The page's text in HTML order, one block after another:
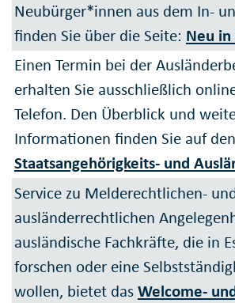
Neubürger*innen aus dem In-
finden Sie über die Seite: Neu in
Einen Termin bei der
erhalten Sie ausschließlich
Telefon. Den Überblick und
Informationen finden Sie auf
Staatsangehörigkeits- und
Service zu Melderechtlichen-
ausländerrechtlichen
ausländische Fachkräfte, die in
forschen oder eine
wollen, bietet dasWelcome-